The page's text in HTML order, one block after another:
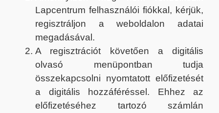
Lapcentrum felhasználói fiókkal, kérjük,
regisztráljon a weboldalon adatai
megadásával.
A regisztrációt követően a digitális
olvasó menüpontban tudja
összekapcsolni nyomtatott előfizetését
a digitális hozzáféréssel. Ehhez az
előfizetéséhez tartozó számlán